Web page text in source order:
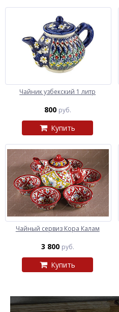
Чайник узбекский 1 литр
800 руб.
Купить
Чайный сервиз Кора Калам
3 800 руб.
Купить